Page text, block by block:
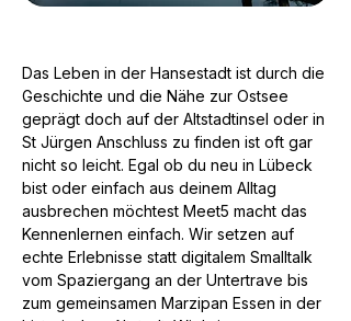
Das Leben in der Hansestadt ist durch die
Geschichte und die Nähe zur Ostsee
geprägt doch auf der Altstadtinsel oder in
St Jürgen Anschluss zu finden ist oft gar
nicht so leicht. Egal ob du neu in Lübeck
bist oder einfach aus deinem Alltag
ausbrechen möchtest Meet5 macht das
Kennenlernen einfach. Wir setzen auf
echte Erlebnisse statt digitalem Smalltalk
vom Spaziergang an der Untertrave bis
zum gemeinsamen Marzipan Essen in der